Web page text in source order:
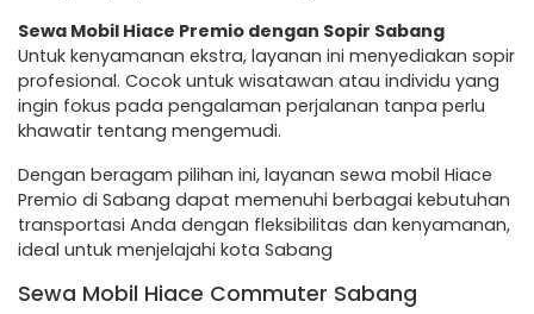
Sewa Mobil Hiace Premio dengan Sopir Sabang
Untuk kenyamanan ekstra, layanan ini menyediakan sopir
profesional. Cocok untuk wisatawan atau individu yang
ingin fokus pada pengalaman perjalanan tanpa perlu
khawatir tentang mengemudi.
Dengan beragam pilihan ini, layanan sewa mobil Hiace
Premio di Sabang dapat memenuhi berbagai kebutuhan
transportasi Anda dengan fleksibilitas dan kenyamanan,
ideal untuk menjelajahi kota Sabang
Sewa Mobil Hiace Commuter Sabang